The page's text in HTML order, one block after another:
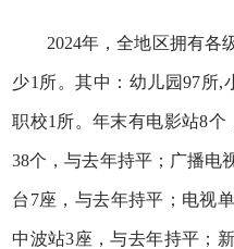
2024年，全地区拥有各
少1所。其中：幼儿园97所,
职校1所。年末有电影站8
38个，与去年持平；广播电
台7座，与去年持平；电视
中波站3座，与去年持平；